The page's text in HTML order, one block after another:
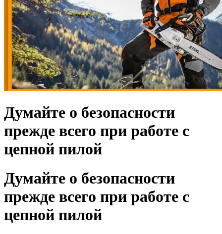
Думайте о безопасности
прежде всего при работе с
цепной пилой
Думайте о безопасности
прежде всего при работе с
цепной пилой